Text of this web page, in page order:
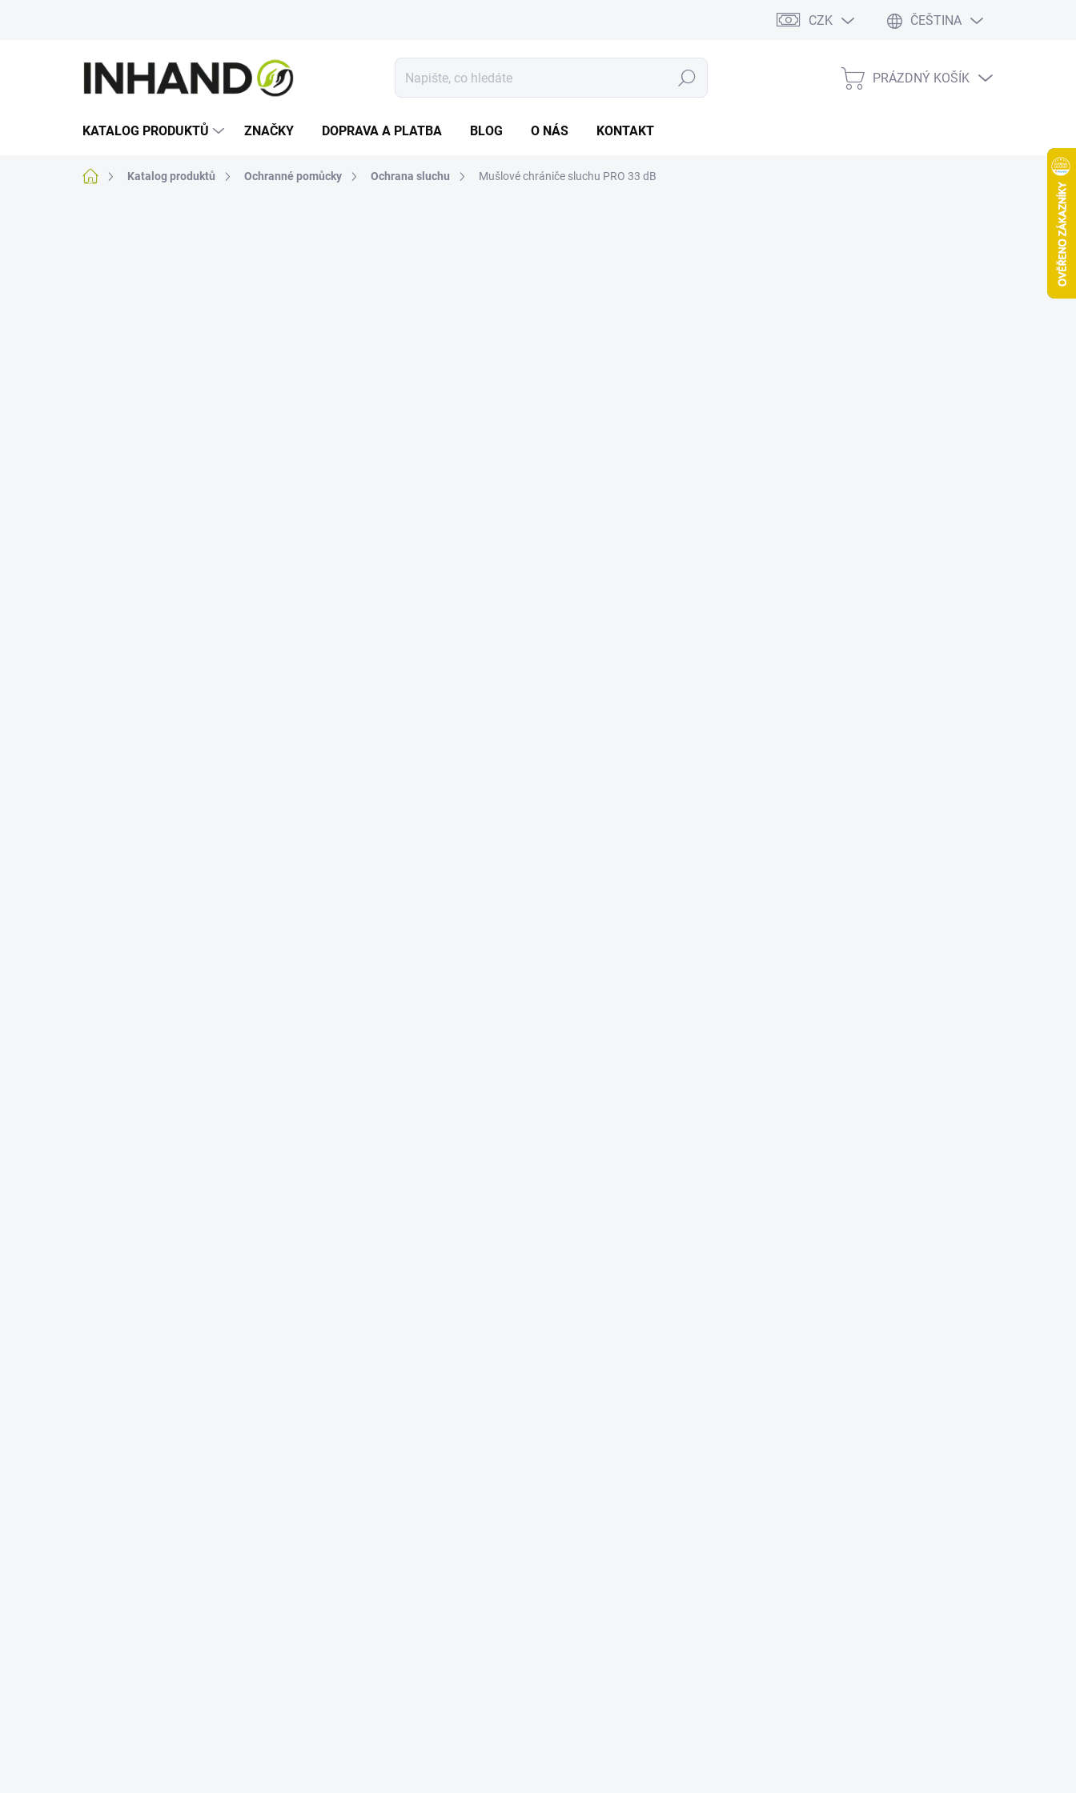
CZK ČEŠTINA
Hledat
NÁKUPNÍ
PRÁZDNÝ KOŠÍK
KATALOG PRODUKTŮ ZNAČKY DOPRAVA A PLATBA BLOG O NÁS KONTAKT
Domů Katalog produktů Ochranné pomůcky Ochrana sluchu Mušlové chrániče sluchu PRO 33 dB